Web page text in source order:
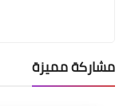
مشاركة مميزة